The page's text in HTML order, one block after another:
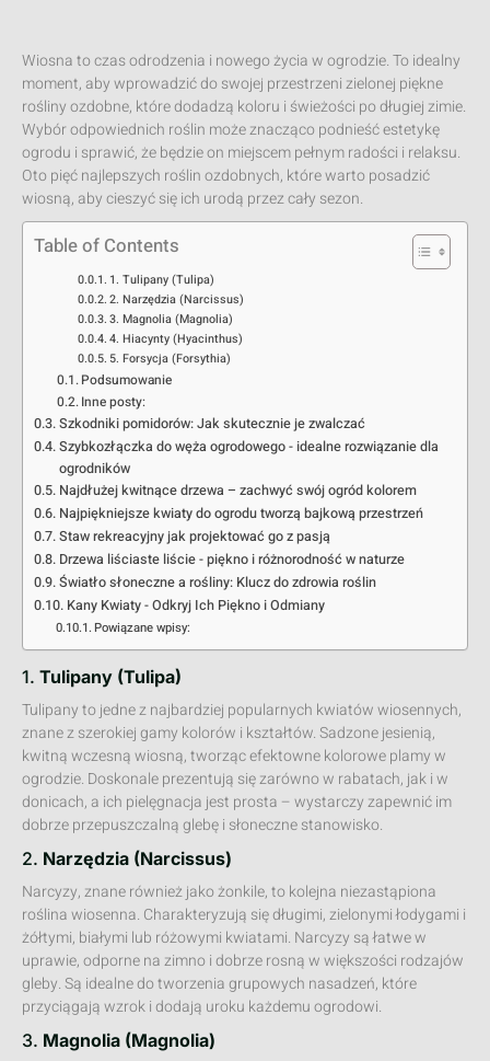
Wiosna to czas odrodzenia i nowego życia w ogrodzie. To idealny
moment, aby wprowadzić do swojej przestrzeni zielonej piękne
rośliny ozdobne, które dodadzą koloru i świeżości po długiej zimie.
Wybór odpowiednich roślin może znacząco podnieść estetykę
ogrodu i sprawić, że będzie on miejscem pełnym radości i relaksu.
Oto pięć najlepszych roślin ozdobnych, które warto posadzić
wiosną, aby cieszyć się ich urodą przez cały sezon.
Table of Contents
1. Tulipany (Tulipa)
2. Narzędzia (Narcissus)
3. Magnolia (Magnolia)
4. Hiacynty (Hyacinthus)
5. Forsycja (Forsythia)
Podsumowanie
Inne posty:
Szkodniki pomidorów: Jak skutecznie je zwalczać
Szybkozłączka do węża ogrodowego - idealne rozwiązanie dla
ogrodników
Najdłużej kwitnące drzewa – zachwyć swój ogród kolorem
Najpiękniejsze kwiaty do ogrodu tworzą bajkową przestrzeń
Staw rekreacyjny jak projektować go z pasją
Drzewa liściaste liście - piękno i różnorodność w naturze
Światło słoneczne a rośliny: Klucz do zdrowia roślin
Kany Kwiaty - Odkryj Ich Piękno i Odmiany
Powiązane wpisy:
1. Tulipany (Tulipa)
Tulipany to jedne z najbardziej popularnych kwiatów wiosennych,
znane z szerokiej gamy kolorów i kształtów. Sadzone jesienią,
kwitną wczesną wiosną, tworząc efektowne kolorowe plamy w
ogrodzie. Doskonale prezentują się zarówno w rabatach, jak i w
donicach, a ich pielęgnacja jest prosta – wystarczy zapewnić im
dobrze przepuszczalną glebę i słoneczne stanowisko.
2. Narzędzia (Narcissus)
Narcyzy, znane również jako żonkile, to kolejna niezastąpiona
roślina wiosenna. Charakteryzują się długimi, zielonymi łodygami i
żółtymi, białymi lub różowymi kwiatami. Narcyzy są łatwe w
uprawie, odporne na zimno i dobrze rosną w większości rodzajów
gleby. Są idealne do tworzenia grupowych nasadzeń, które
przyciągają wzrok i dodają uroku każdemu ogrodowi.
3. Magnolia (Magnolia)